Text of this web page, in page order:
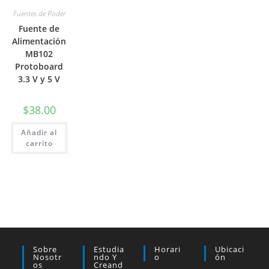
Fuentes de Poder
Fuente de
Alimentación
MB102
Protoboard
3.3 V y 5 V
$38.00
Añadir al
carrito
Sobre
Nosotr
Os
Estudia
Ndo Y
Creand
Horari
O
Ubicaci
Ón